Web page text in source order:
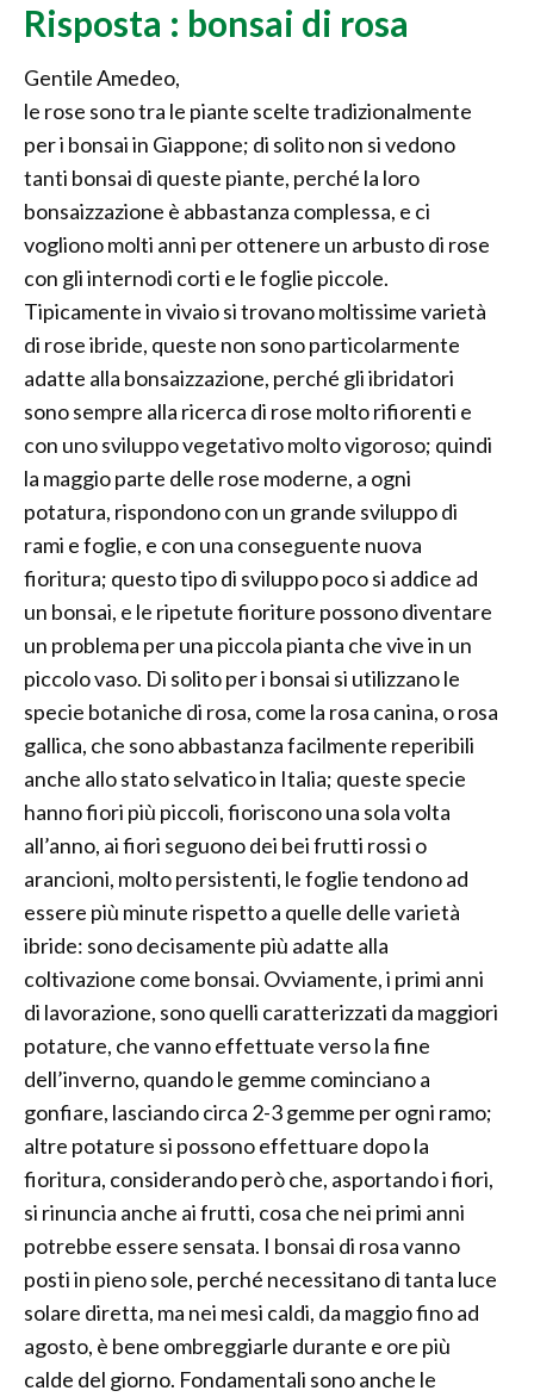
Risposta : bonsai di rosa
Gentile Amedeo,
le rose sono tra le piante scelte tradizionalmente
per i bonsai in Giappone; di solito non si vedono
tanti bonsai di queste piante, perché la loro
bonsaizzazione è abbastanza complessa, e ci
vogliono molti anni per ottenere un arbusto di rose
con gli internodi corti e le foglie piccole.
Tipicamente in vivaio si trovano moltissime varietà
di rose ibride, queste non sono particolarmente
adatte alla bonsaizzazione, perché gli ibridatori
sono sempre alla ricerca di rose molto rifiorenti e
con uno sviluppo vegetativo molto vigoroso; quindi
la maggio parte delle rose moderne, a ogni
potatura, rispondono con un grande sviluppo di
rami e foglie, e con una conseguente nuova
fioritura; questo tipo di sviluppo poco si addice ad
un bonsai, e le ripetute fioriture possono diventare
un problema per una piccola pianta che vive in un
piccolo vaso. Di solito per i bonsai si utilizzano le
specie botaniche di rosa, come la rosa canina, o rosa
gallica, che sono abbastanza facilmente reperibili
anche allo stato selvatico in Italia; queste specie
hanno fiori più piccoli, fioriscono una sola volta
all’anno, ai fiori seguono dei bei frutti rossi o
arancioni, molto persistenti, le foglie tendono ad
essere più minute rispetto a quelle delle varietà
ibride: sono decisamente più adatte alla
coltivazione come bonsai. Ovviamente, i primi anni
di lavorazione, sono quelli caratterizzati da maggiori
potature, che vanno effettuate verso la fine
dell’inverno, quando le gemme cominciano a
gonfiare, lasciando circa 2-3 gemme per ogni ramo;
altre potature si possono effettuare dopo la
fioritura, considerando però che, asportando i fiori,
si rinuncia anche ai frutti, cosa che nei primi anni
potrebbe essere sensata. I bonsai di rosa vanno
posti in pieno sole, perché necessitano di tanta luce
solare diretta, ma nei mesi caldi, da maggio fino ad
agosto, è bene ombreggiarle durante e ore più
calde del giorno. Fondamentali sono anche le